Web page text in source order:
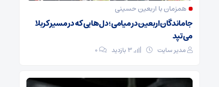
همزمان با اربعین حسینی
جاماندگان اربعین در میامی؛ دل‌هایی که در مسیر کربلا
می‌تپد
مدیر سایت ۰